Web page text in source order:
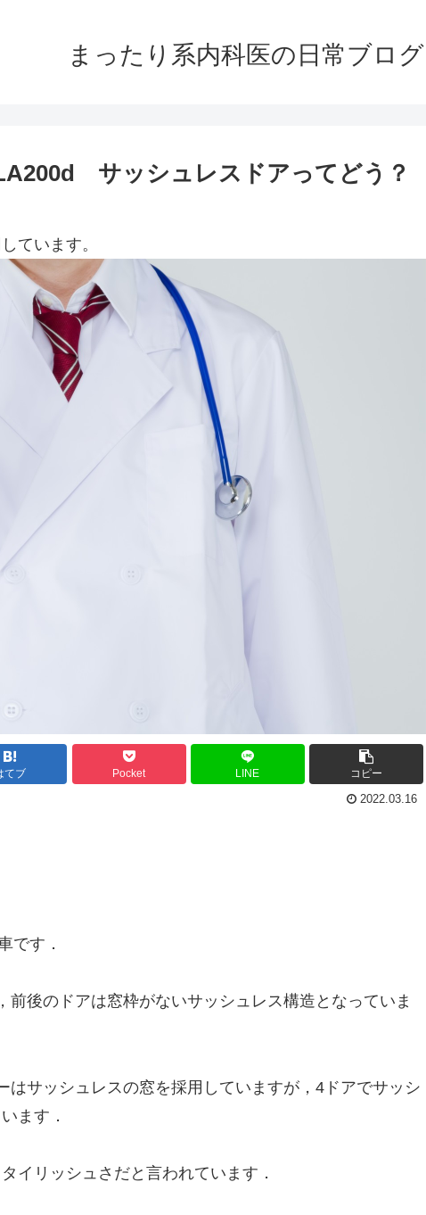
まったり系内科医の日常ブログ
サッシュレスドアってどう？
ています。
てブ Pocket LINE コピー
2022.03.16
です．
後のドアは窓枠がないサッシュレス構造となっていま
サッシュレスの窓を採用していますが，4ドアでサッシ
ます．
イリッシュさだと言われています．